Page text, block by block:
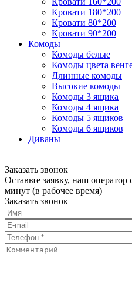
Кровати 180*200
Кровати 80*200
Кровати 90*200
Комоды
Комоды белые
Комоды цвета
Длинные комоды
Высокие комоды
Комоды 3 ящика
Комоды 4 ящика
Комоды 5 ящиков
Комоды 6 ящиков
Диваны
Заказать звонок
Оставьте заявку, наш
минут (в рабочее время)
Заказать звонок